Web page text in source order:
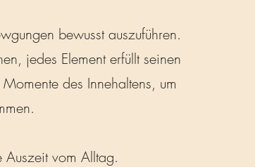
bewusst auszuführen.
jedes Element erfüllt seinen
des Innehaltens, um
vom Alltag.